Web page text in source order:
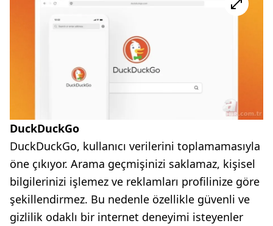
DuckDuckGo
DuckDuckGo, kullanıcı verilerini toplamamasıyla
öne çıkıyor. Arama geçmişinizi saklamaz, kişisel
bilgilerinizi işlemez ve reklamları profilinize göre
şekillendirmez. Bu nedenle özellikle güvenli ve
gizlilik odaklı bir internet deneyimi isteyenler